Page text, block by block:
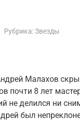
Рубрика:Звезды
Малахов
почти 8 лет
не делился ни
был